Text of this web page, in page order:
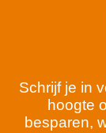
Schrijf je in
hoogte
besparen,